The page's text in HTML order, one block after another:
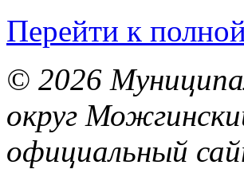
Перейти к
© 2026
округ
официальный